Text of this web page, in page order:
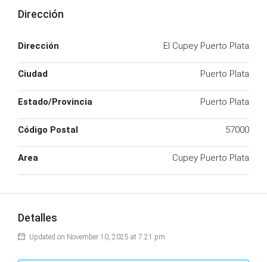
Dirección
Dirección El Cupey Puerto Plata
Ciudad Puerto Plata
Estado/Provincia Puerto Plata
Código Postal 57000
Area Cupey Puerto Plata
Detalles
Updated on November 10, 2025 at 7:21 pm